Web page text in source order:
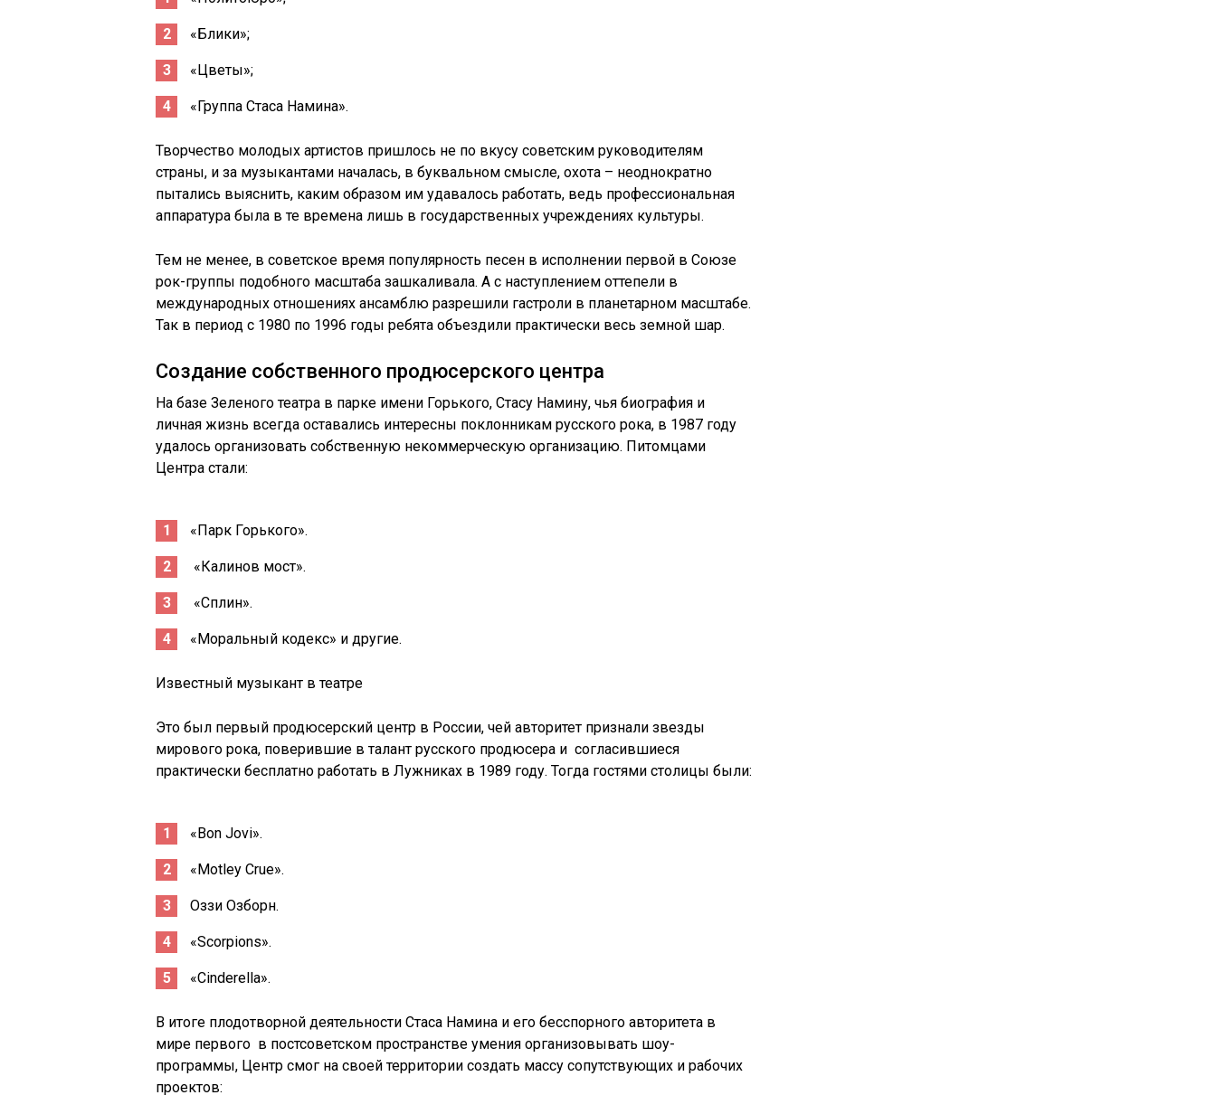
«Блики»;
«Цветы»;
«Группа Стаса Намина».
Творчество молодых артистов пришлось не по вкусу советским руководителям
страны, и за музыкантами началась, в буквальном смысле, охота – неоднократно
пытались выяснить, каким образом им удавалось работать, ведь профессиональная
аппаратура была в те времена лишь в государственных учреждениях культуры.
Тем не менее, в советское время популярность песен в исполнении первой в Союзе
рок-группы подобного масштаба зашкаливала. А с наступлением оттепели в
международных отношениях ансамблю разрешили гастроли в планетарном масштабе.
Так в период с 1980 по 1996 годы ребята объездили практически весь земной шар.
Создание собственного продюсерского центра
На базе Зеленого театра в парке имени Горького, Стасу Намину, чья биография и
личная жизнь всегда оставались интересны поклонникам русского рока, в 1987 году
удалось организовать собственную некоммерческую организацию. Питомцами
Центра стали:
«Парк Горького».
«Калинов мост».
«Сплин».
«Моральный кодекс» и другие.
Известный музыкант в театре
Это был первый продюсерский центр в России, чей авторитет признали звезды
мирового рока, поверившие в талант русского продюсера и согласившиеся
практически бесплатно работать в Лужниках в 1989 году. Тогда гостями столицы были:
«Bon Jovi».
«Motley Crue».
Оззи Озборн.
«Scorpions».
«Cinderella».
В итоге плодотворной деятельности Стаса Намина и его бесспорного авторитета в
мире первого в постсоветском пространстве умения организовывать шоу-
программы, Центр смог на своей территории создать массу сопутствующих и рабочих
проектов: